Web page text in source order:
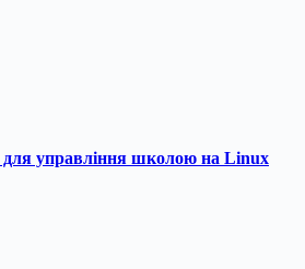
управління школою на Linux